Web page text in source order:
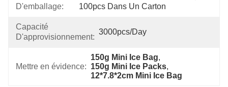
D'emballage:
100pcs Dans Un Carton
Capacité
D'approvisionnement:
3000pcs/day
Mettre en évidence:
150g Mini Ice Bag,
150g Mini Ice Packs,
12*7.8*2cm Mini Ice Bag